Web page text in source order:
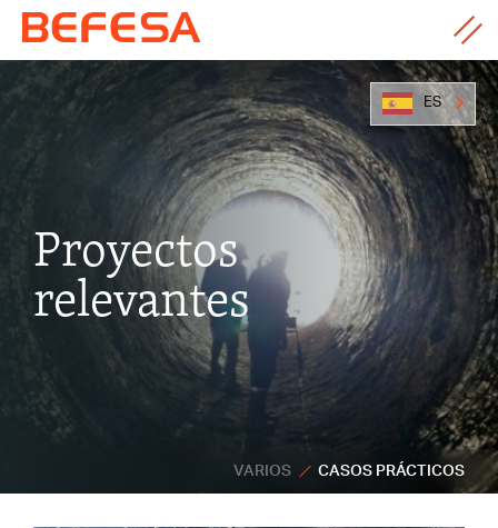
ES
Proyectos
relevantes
VARIOS CASOS PRÁCTICOS